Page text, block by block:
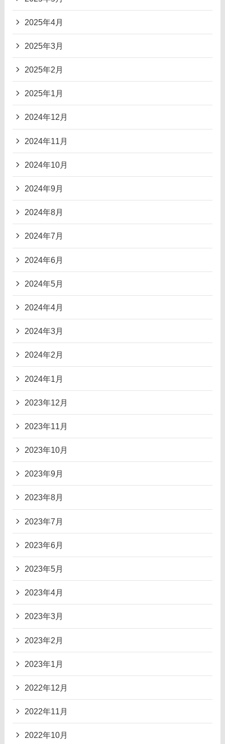
2025年4月
2025年3月
2025年2月
2025年1月
2024年12月
2024年11月
2024年10月
2024年9月
2024年8月
2024年7月
2024年6月
2024年5月
2024年4月
2024年3月
2024年2月
2024年1月
2023年12月
2023年11月
2023年10月
2023年9月
2023年8月
2023年7月
2023年6月
2023年5月
2023年4月
2023年3月
2023年2月
2023年1月
2022年12月
2022年11月
2022年10月